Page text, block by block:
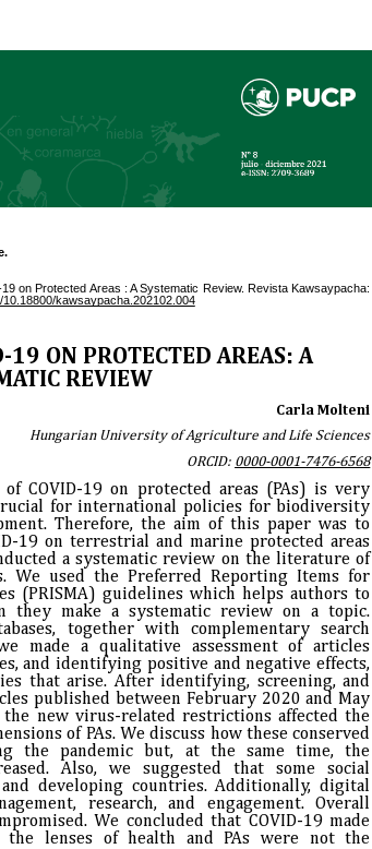
on Protected Areas : A Systematic Review. Revista Kawsaypacha:
10.18800/kawsaypacha.202102.004
19 ON PROTECTED AREAS: A
REVIEW
Carla Molteni
Hungarian University of Agriculture and Life Sciences
ORCID: 0000-0001-7476-6568
COVID-19 on protected areas (PAs) is very
for international policies for biodiversity
Therefore, the aim of this paper was to
19 on terrestrial and marine protected areas
a systematic review on the literature of
We used the Preferred Reporting Items for
(PRISMA) guidelines which helps authors to
they make a systematic review on a topic.
together with complementary search
made a qualitative assessment of articles
and identifying positive and negative effects,
that arise. After identifying, screening, and
published between February 2020 and May
new virus-related restrictions affected the
of PAs. We discuss how these conserved
the pandemic but, at the same time, the
Also, we suggested that some social
developing countries. Additionally, digital
research, and engagement. Overall
We concluded that COVID-19 made
the lenses of health and PAs were not the